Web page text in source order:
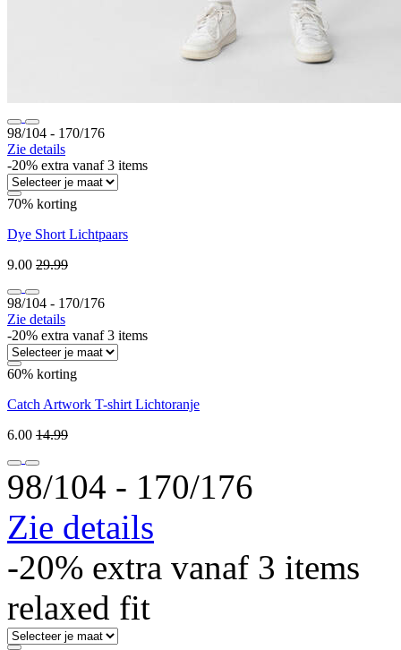
98/104 ‐ 170/176
Zie details
-20% extra vanaf 3 items
70% korting
Dye Short Lichtpaars
9.00 29.99
98/104 ‐ 170/176
Zie details
-20% extra vanaf 3 items
60% korting
Catch Artwork T-shirt Lichtoranje
6.00 14.99
98/104 ‐ 170/176
Zie details
-20% extra vanaf 3 items
relaxed fit